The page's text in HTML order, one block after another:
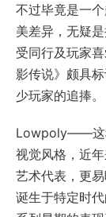
不过毕竟是一
美差异，无疑
受同行及玩家
影传说》颇具
少玩家的追捧。
Lowpoly——这
视觉风格，近
艺术代表，更
诞生于特定时